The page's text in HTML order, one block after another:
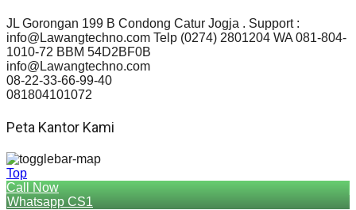
JL Gorongan 199 B Condong Catur Jogja . Support :
info@Lawangtechno.com Telp (0274) 2801204 WA 081-804-
1010-72 BBM 54D2BF0B
info@Lawangtechno.com
08-22-33-66-99-40
081804101072
Peta Kantor Kami
Top
Call Now
Whatsapp CS1